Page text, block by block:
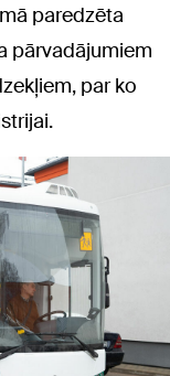
paredzēta
pārvadājumiem
par ko